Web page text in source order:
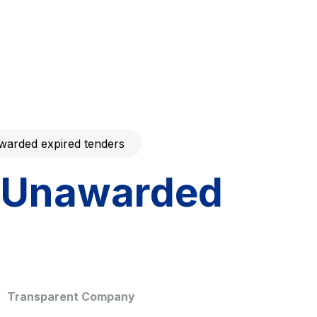
Valle
Società Autostrada Tirrenica
expired tenders
Unawarded
Transparent Company